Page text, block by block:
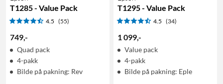
T1285 - Value Pack
4.5 (55)
749,-
Quad pack
4-pakk
Bilde på pakning: Rev
T1295 - Value Pack
4.5 (34)
1 099,-
Value pack
4-pakk
Bilde på pakning: Eple